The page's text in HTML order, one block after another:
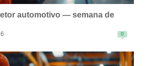
automotivo — semana de
0